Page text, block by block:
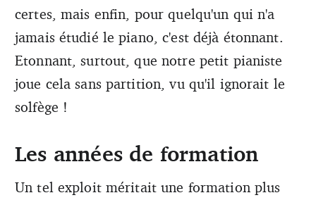
certes, mais enfin, pour quelqu'un qui n'a
jamais étudié le piano, c'est déjà étonnant.
Etonnant, surtout, que notre petit pianiste
joue cela sans partition, vu qu'il ignorait le
solfège !
Les années de formation
Un tel exploit méritait une formation plus